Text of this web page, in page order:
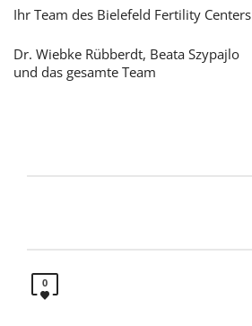
Ihr Team des Bielefeld Fertility Centers
Dr. Wiebke Rübberdt, Beata Szypajlo
und das gesamte Team
0